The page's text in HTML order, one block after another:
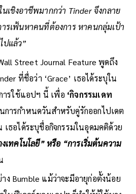
เชิงอาชีพมากกว่า Tinder จึงกลาย
รเฟ้นหาคนที่ต้องการ หาคนกลุ่มเป้า
ปแล้ว”
Street Journal Feature พูดถึง
ที่ชื่อว่า ‘Grace’ เธอได้ระบุใน
ารใช้แอปฯ นี้ เพื่อ ‘กิจกรรมเดท
การกำหนดวันสำหรับคู่รักออกไปเดต
ธอได้ระบุชื่อกิจกรรมในอุดมคติด้วย
เทคโนโลยี” หรือ “การเริ่มต้นความ
Bumble แม้ว่าจะมีอายุก่อตั้งน้อย